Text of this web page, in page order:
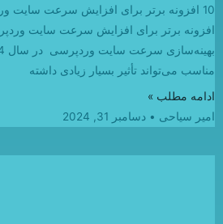
مناسب می‌تواند تأثیر بسیار زیادی داشته
ادامه مطلب »
امیر سیاحی
دسامبر 31, 2024